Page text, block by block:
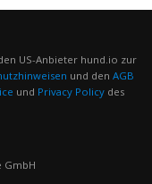
US-Anbieter hund.io zur
und den AGB
und Privacy Policydes
GmbH